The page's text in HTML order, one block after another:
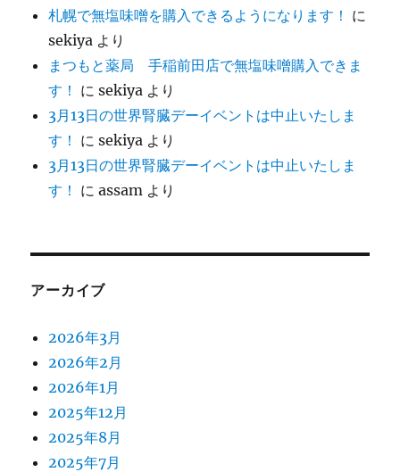
札幌で無塩味噌を購入できるようになります！ に
sekiya より
まつもと薬局 手稲前田店で無塩味噌購入できま
す！ にsekiya より
3月13日の世界腎臓デーイベントは中止いたしま
す！ にsekiya より
3月13日の世界腎臓デーイベントは中止いたしま
す！ にassam より
アーカイブ
2026年3月
2026年2月
2026年1月
2025年12月
2025年8月
2025年7月